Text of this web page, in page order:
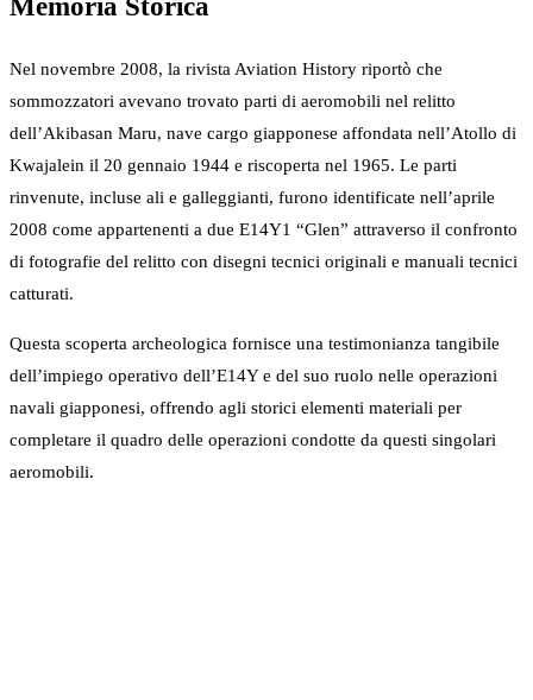
Memoria Storica
Nel novembre 2008, la rivista Aviation History riportò che
sommozzatori avevano trovato parti di aeromobili nel relitto
dell’Akibasan Maru, nave cargo giapponese affondata nell’Atollo di
Kwajalein il 20 gennaio 1944 e riscoperta nel 1965. Le parti
rinvenute, incluse ali e galleggianti, furono identificate nell’aprile
2008 come appartenenti a due E14Y1 “Glen” attraverso il confronto
di fotografie del relitto con disegni tecnici originali e manuali tecnici
catturati.
Questa scoperta archeologica fornisce una testimonianza tangibile
dell’impiego operativo dell’E14Y e del suo ruolo nelle operazioni
navali giapponesi, offrendo agli storici elementi materiali per
completare il quadro delle operazioni condotte da questi singolari
aeromobili.